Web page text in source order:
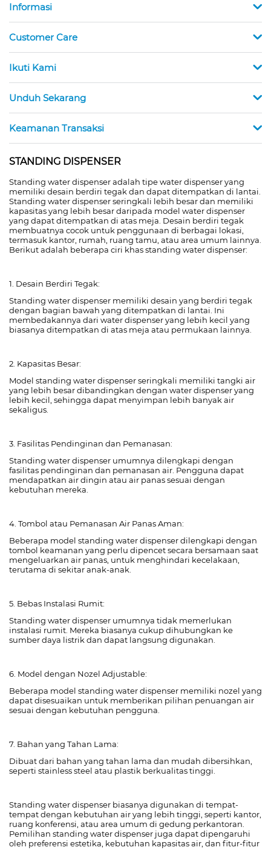
Informasi
Customer Care
Ikuti Kami
Unduh Sekarang
Keamanan Transaksi
STANDING DISPENSER
Standing water dispenser adalah tipe water dispenser yang
memiliki desain berdiri tegak dan dapat ditempatkan di lantai.
Standing water dispenser seringkali lebih besar dan memiliki
kapasitas yang lebih besar daripada model water dispenser
yang dapat ditempatkan di atas meja. Desain berdiri tegak
membuatnya cocok untuk penggunaan di berbagai lokasi,
termasuk kantor, rumah, ruang tamu, atau area umum lainnya.
Berikut adalah beberapa ciri khas standing water dispenser:
1. Desain Berdiri Tegak:
Standing water dispenser memiliki desain yang berdiri tegak
dengan bagian bawah yang ditempatkan di lantai. Ini
membedakannya dari water dispenser yang lebih kecil yang
biasanya ditempatkan di atas meja atau permukaan lainnya.
2. Kapasitas Besar:
Model standing water dispenser seringkali memiliki tangki air
yang lebih besar dibandingkan dengan water dispenser yang
lebih kecil, sehingga dapat menyimpan lebih banyak air
sekaligus.
3. Fasilitas Pendinginan dan Pemanasan:
Standing water dispenser umumnya dilengkapi dengan
fasilitas pendinginan dan pemanasan air. Pengguna dapat
mendapatkan air dingin atau air panas sesuai dengan
kebutuhan mereka.
4. Tombol atau Pemanasan Air Panas Aman:
Beberapa model standing water dispenser dilengkapi dengan
tombol keamanan yang perlu dipencet secara bersamaan saat
mengeluarkan air panas, untuk menghindari kecelakaan,
terutama di sekitar anak-anak.
5. Bebas Instalasi Rumit:
Standing water dispenser umumnya tidak memerlukan
instalasi rumit. Mereka biasanya cukup dihubungkan ke
sumber daya listrik dan dapat langsung digunakan.
6. Model dengan Nozel Adjustable:
Beberapa model standing water dispenser memiliki nozel yang
dapat disesuaikan untuk memberikan pilihan penuangan air
sesuai dengan kebutuhan pengguna.
7. Bahan yang Tahan Lama:
Dibuat dari bahan yang tahan lama dan mudah dibersihkan,
seperti stainless steel atau plastik berkualitas tinggi.
Standing water dispenser biasanya digunakan di tempat-
tempat dengan kebutuhan air yang lebih tinggi, seperti kantor,
ruang konferensi, atau area umum di gedung perkantoran.
Pemilihan standing water dispenser juga dapat dipengaruhi
oleh preferensi estetika, kebutuhan kapasitas air, dan fitur-fitur